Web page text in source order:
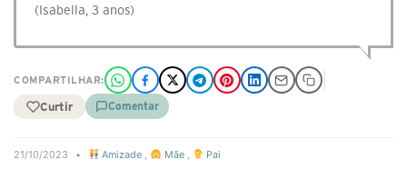
(Isabella, 3 anos)
COMPARTILHAR:
Curtir Comentar
21/10/2023 • Amizade , Mãe, Pai